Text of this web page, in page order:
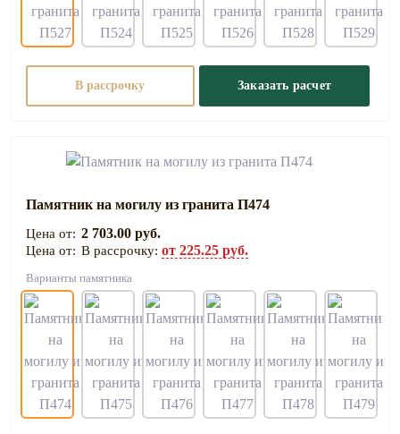
В рассрочку Заказать расчет
Памятник на могилу из гранита П474
2 703.00 руб.
В рассрочку: от 225.25 руб.
Варианты памятника